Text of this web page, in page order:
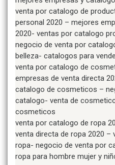
venta por catalogo de
personal 2020 – mejores
2020- ventas por catalogo
negocio de venta por
belleza- catalogos para
venta por catalogo de
empresas de venta directa
catalogo de cosmeticos –
catalogo- venta de
cosmeticos
venta por catalogo de ropa
venta directa de ropa 2020 –
ropa- negocio de venta por
ropa para hombre mujer y